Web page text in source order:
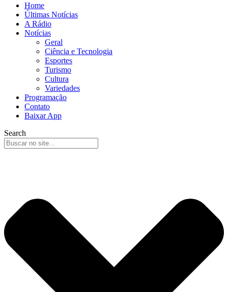
Home
Últimas Notícias
A Rádio
Notícias
Geral
Ciência e Tecnologia
Esportes
Turismo
Cultura
Variedades
Programação
Contato
Baixar App
Search